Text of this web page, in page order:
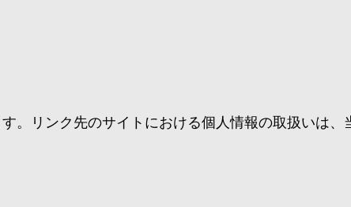
。リンク先のサイトにおける個人情報の取扱いは、